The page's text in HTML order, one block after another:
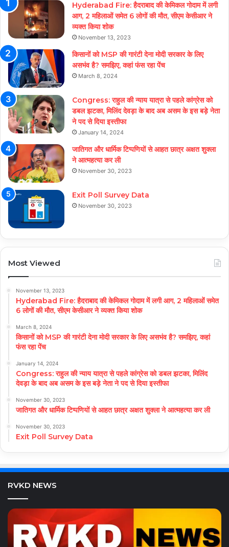
Hyderabad Fire: हैदराबाद की केमिकल गोदाम में लगी
आग, 2 महिलाओं समेत 6 लोगों की मौत, सीएम केसीआर ने
व्यक्त किया शोक
November 13, 2023
किसानों को MSP की गारंटी देना मोदी सरकार के लिए
असभंव है? समझिए, कहां फंस रहा पेंच
March 8, 2024
Congress: राहुल की न्याय यात्रा से पहले कांग्रेस को
डबल झटका, मिलिंद देवड़ा के बाद अब असम के इस बड़े नेता
ने पद से दिया इस्तीफा
January 14, 2024
जातिगत और धार्मिक टिप्पणियों से आहत छात्र अक्षत शुक्ला
ने आत्महत्या कर ली
November 30, 2023
Exit Poll Survey Data
November 30, 2023
Most Viewed
November 13, 2023
Hyderabad Fire: हैदराबाद की केमिकल गोदाम में लगी आग, 2 महिलाओं समेत
6 लोगों की मौत, सीएम केसीआर ने व्यक्त किया शोक
March 8, 2024
किसानों को MSP की गारंटी देना मोदी सरकार के लिए असभंव है? समझिए, कहां
फंस रहा पेंच
January 14, 2024
Congress: राहुल की न्याय यात्रा से पहले कांग्रेस को डबल झटका, मिलिंद
देवड़ा के बाद अब असम के इस बड़े नेता ने पद से दिया इस्तीफा
November 30, 2023
जातिगत और धार्मिक टिप्पणियों से आहत छात्र अक्षत शुक्ला ने आत्महत्या कर ली
November 30, 2023
Exit Poll Survey Data
RVKD NEWS